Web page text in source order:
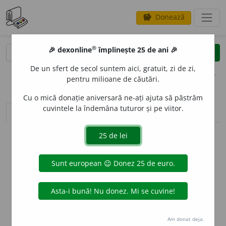
savings Donează
clear
opțiuni
sinteza definițiilor (1) definiții (9) declinări
info
Aceste definiții sunt compilate de
echipa dexonline. Definițiile
originale se află pe filadefiniții.
preferințe
🎉 dexonline® împlinește 25 de ani 🎉
De un sfert de secol suntem aici, gratuit, zi de zi,
pentru milioane de căutări.
Cu o mică donație aniversară ne-ați ajuta să păstrăm
cuvintele la îndemâna tuturor și pe viitor.
Am donat deja.